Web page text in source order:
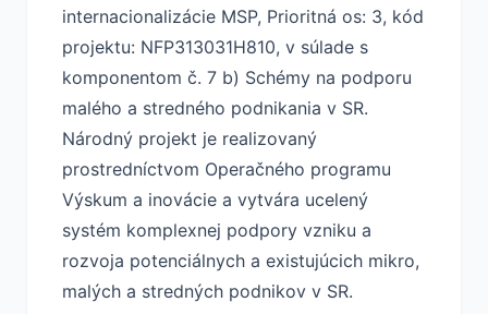
internacionalizácie MSP, Prioritná os: 3, kód
projektu: NFP313031H810, v súlade s
komponentom č. 7 b) Schémy na podporu
malého a stredného podnikania v SR.
Národný projekt je realizovaný
prostredníctvom Operačného programu
Výskum a inovácie a vytvára ucelený
systém komplexnej podpory vzniku a
rozvoja potenciálnych a existujúcich mikro,
malých a stredných podnikov v SR.